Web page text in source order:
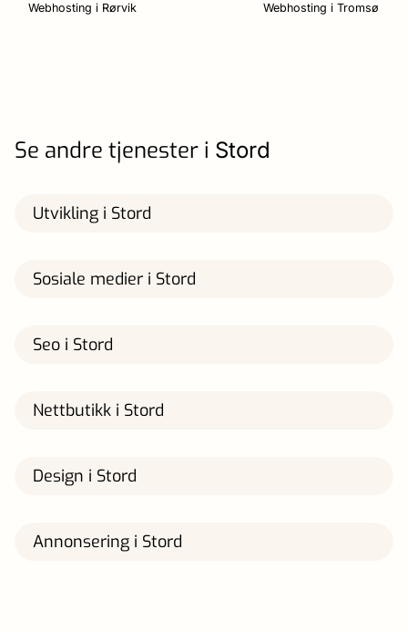
Webhosting i Rørvik Webhosting i Tromsø
Se andre tjenester i Stord
Utvikling i Stord
Sosiale medier i Stord
Seo i Stord
Nettbutikk i Stord
Design i Stord
Annonsering i Stord